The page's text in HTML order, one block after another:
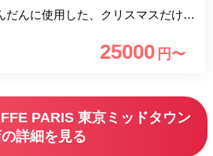
だんに使用した、クリスマスだけの
のひと時に、東京ミッドタウンのイ
ィナーをお楽しみください！ ※2時
となりますので予めご了承下さい。
れ入りますが、現在、お料理は献立
25000 円〜
PARIS 東京ミッドタウン
詳細を見る